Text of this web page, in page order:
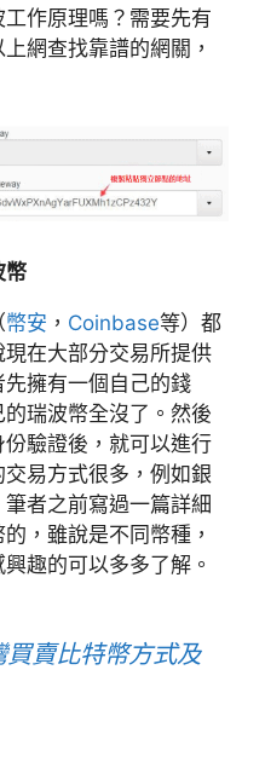
作原理嗎？需要先有
網查找靠譜的網關，
幣
幣安 ， Coinbase等）都
在大部分交易所提供
先擁有一個自己的錢
瑞波幣全沒了。然後
驗證後，就可以進行
易方式很多，例如銀
者之前寫過一篇詳細
，雖說是不同幣種，
趣的可以多多了解。
賣比特幣方式及